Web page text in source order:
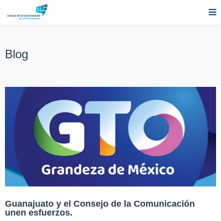
Blog
Guanajuato y el Consejo de la Comunicación
unen esfuerzos.